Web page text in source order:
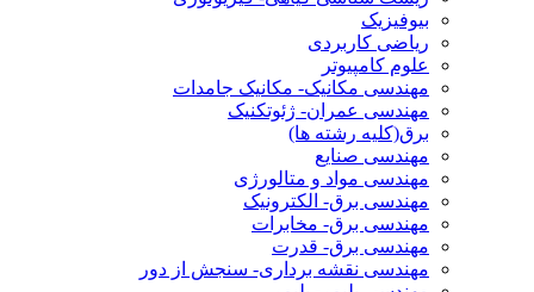
بیوفیزیک
ریاضی کاربردی
علوم کامپیوتر
مهندسی مکانیک- مکانیک جامدات
مهندسی عمران- ژئوتکنیک
برق(کلیه رشته ها)
مهندسی صنایع
مهندسی مواد و متالورژی
مهندسی برق- الکترونیک
مهندسی برق- مخابرات
مهندسی برق- قدرت
مهندسی نقشه برداری- سنجش از دور